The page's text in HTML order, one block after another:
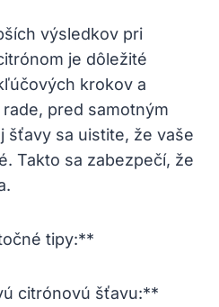
výsledkov pri
je dôležité
krokov a
pred samotným
šťavy sa uistite, že vaše
Takto sa zabezpečí, že
tipy:**
citrónovú šťavu:**